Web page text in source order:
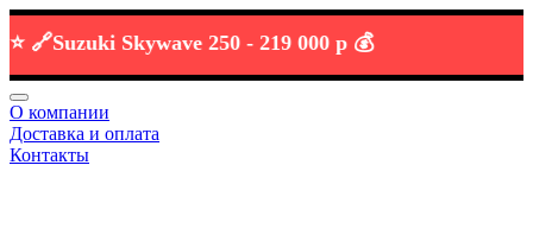
Suzuki Skywave 250 -219 000 р 💰
О компании
Доставка и оплата
Контакты